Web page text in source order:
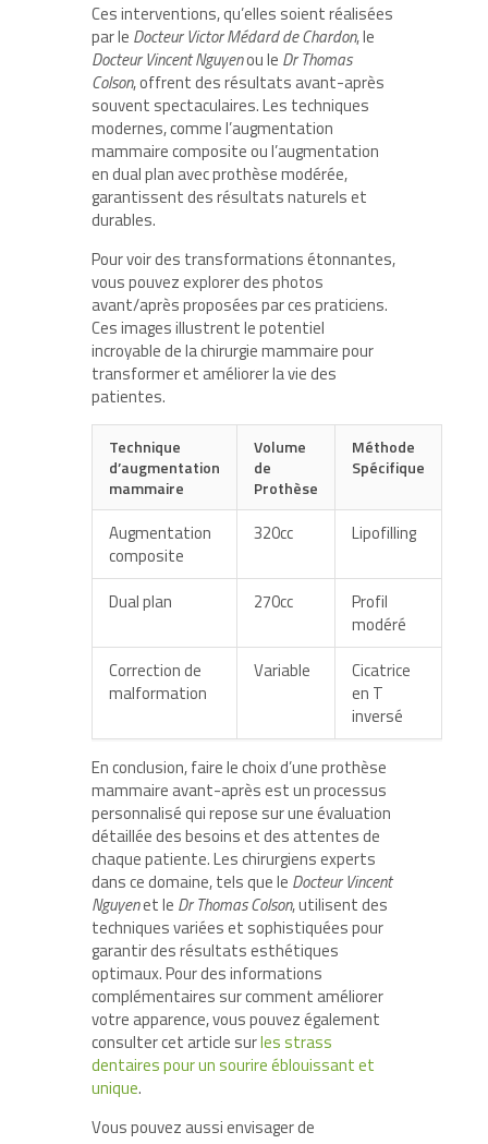
Ces interventions, qu’elles soient réalisées
par le Docteur Victor Médard de Chardon, le
Docteur Vincent Nguyenou le Dr Thomas
Colson, offrent des résultats avant-après
souvent spectaculaires. Les techniques
modernes, comme l’augmentation
mammaire composite ou l’augmentation
en dual plan avec prothèse modérée,
garantissent des résultats naturels et
durables.
Pour voir des transformations étonnantes,
vous pouvez explorer des photos
avant/après proposées par ces praticiens.
Ces images illustrent le potentiel
incroyable de la chirurgie mammaire pour
transformer et améliorer la vie des
patientes.
Technique
d’augmentation
mammaire
Volume
de
Prothèse
Méthode
Spécifique
Augmentation
composite
320cc Lipofilling
Dual plan 270cc
Profil
modéré
Correction de
malformation
Variable
Cicatrice
en T
inversé
En conclusion, faire le choix d’une prothèse
mammaire avant-après est un processus
personnalisé qui repose sur une évaluation
détaillée des besoins et des attentes de
chaque patiente. Les chirurgiens experts
dans ce domaine, tels que le Docteur Vincent
Nguyenet le Dr Thomas Colson, utilisent des
techniques variées et sophistiquées pour
garantir des résultats esthétiques
optimaux. Pour des informations
complémentaires sur comment améliorer
votre apparence, vous pouvez également
consulter cet article surles strass
dentaires pour un sourire éblouissant et
unique.
Vous pouvez aussi envisager de